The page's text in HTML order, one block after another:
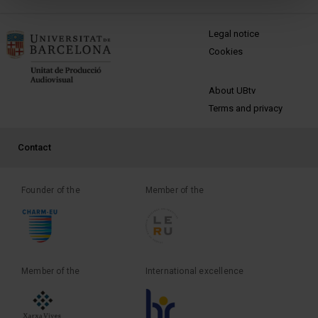
MENÚ PEU 1
Legal notice
Cookies
PEU 2
About UBtv
Terms and privacy
PEU 3
Contact
Founder of the Member of the
Member of the International excellence